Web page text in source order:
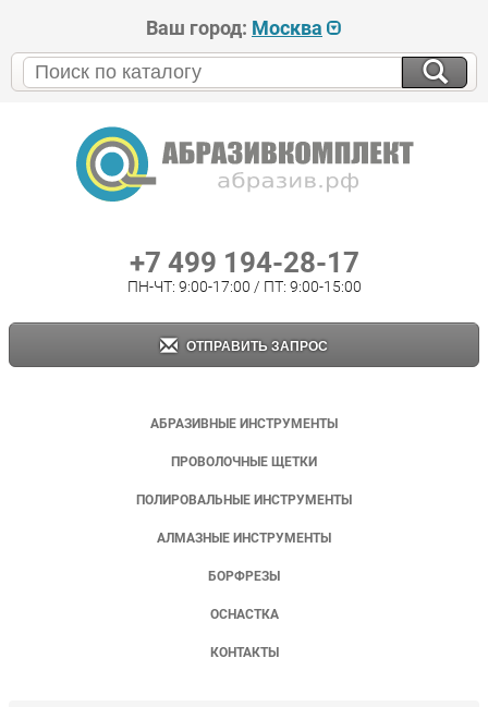
Ваш город: Москва
+7 499 194-28-17
ПН-ЧТ: 9:00-17:00 / ПТ: 9:00-15:00
ОТПРАВИТЬ ЗАПРОС
АБРАЗИВНЫЕ ИНСТРУМЕНТЫ
ПРОВОЛОЧНЫЕ ЩЕТКИ
ПОЛИРОВАЛЬНЫЕ ИНСТРУМЕНТЫ
АЛМАЗНЫЕ ИНСТРУМЕНТЫ
БОРФРЕЗЫ
ОСНАСТКА
КОНТАКТЫ